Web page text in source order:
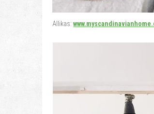
Allikas: